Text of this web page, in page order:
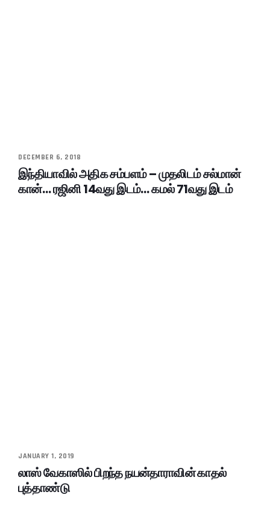
DECEMBER 6, 2018
இந்தியாவில் அதிக சம்பளம் – முதலிடம் சல்மான்
கான்… ரஜினி 14வது இடம்… கமல் 71வது இடம்
JANUARY 1, 2019
லாஸ் வேகாஸில் பிறந்த நயன்தாராவின் காதல்
புத்தாண்டு